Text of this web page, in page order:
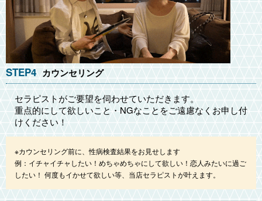
STEP4 カウンセリング
セラピストがご要望を伺わせていただきます。
重点的にして欲しいこと・NGなことをご遠慮なくお申し付
けください！
※カウンセリング前に、性病検査結果をお見せします
例：イチャイチャしたい！めちゃめちゃにして欲しい！恋人みたいに過ご
したい！ 何度もイかせて欲しい等、当店セラピストが叶えます。